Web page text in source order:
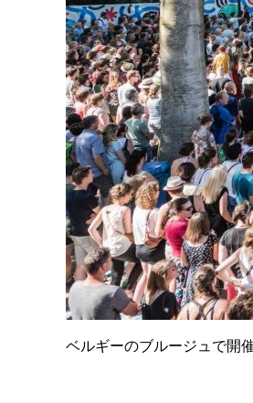
ベルギーのブルージュで開